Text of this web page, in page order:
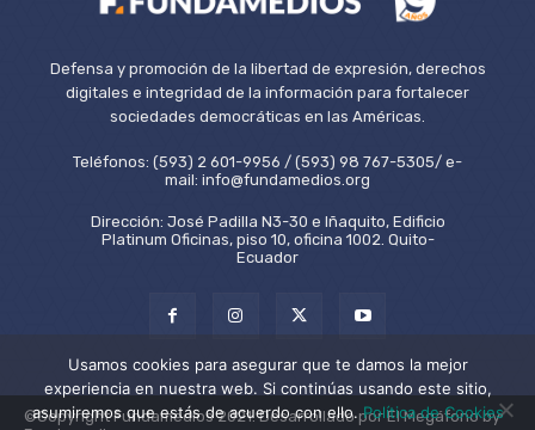
Defensa y promoción de la libertad de expresión, derechos
digitales e integridad de la información para fortalecer
sociedades democráticas en las Américas.
Teléfonos: (593) 2 601-9956 / (593) 98 767-5305/ e-
mail: info@fundamedios.org
Dirección: José Padilla N3-30 e Iñaquito, Edificio
Platinum Oficinas, piso 10, oficina 1002. Quito-
Ecuador
©Copyright Fundamedios 2021. Desarrollado por El Megáfono by
Usamos cookies para asegurar que te damos la mejor
experiencia en nuestra web. Si continúas usando este sitio,
asumiremos que estás de acuerdo con ello.Política de Cookies